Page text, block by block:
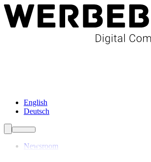
English
Deutsch
Newsroom